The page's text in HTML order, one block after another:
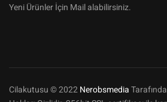
Yeni Ürünler İçin Mail alabilirsiniz.
Cilakutusu © 2022Nerobsmedia